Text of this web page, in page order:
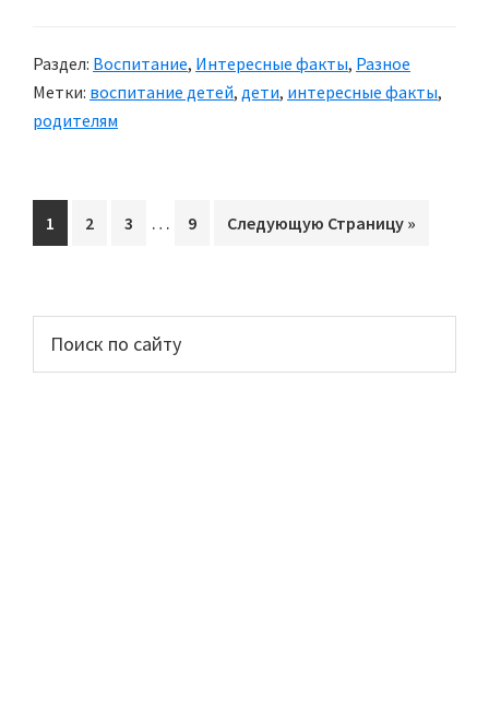
Раздел: Воспитание, Интересные факты, Разное
Метки: воспитание детей, дети, интересные факты,
родителям
Перейти
на
1
Перейти
2
Перейти
3
Interim
…
Перейти
9
Перейти
Следующую Страницу »
Основной
сайдбар